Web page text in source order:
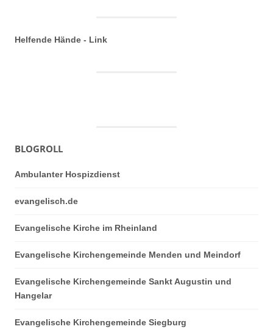
Helfende Hände - Link
BLOGROLL
Ambulanter Hospizdienst
evangelisch.de
Evangelische Kirche im Rheinland
Evangelische Kirchengemeinde Menden und Meindorf
Evangelische Kirchengemeinde Sankt Augustin und
Hangelar
Evangelische Kirchengemeinde Siegburg